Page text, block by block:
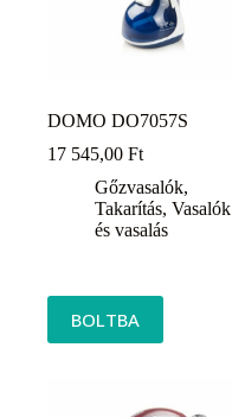
DOMO DO7057S
17 545,00 Ft
Gőzvasalók,
Takarítás, Vasalók
és vasalás
BOLTBA